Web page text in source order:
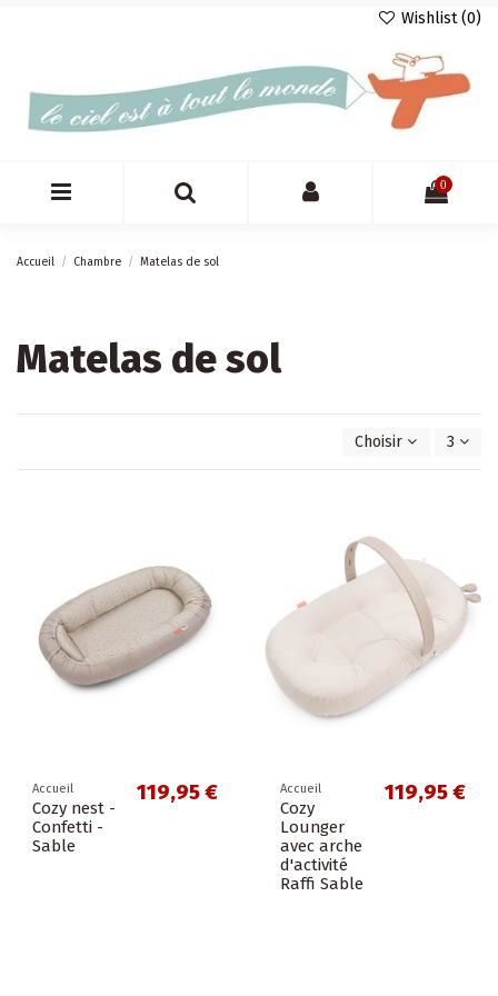
Wishlist (0)
0
Accueil Chambre Matelas de sol
Matelas de sol
Choisir 3
Accueil
Cozy nest -
Confetti -
Sable
119,95 € Accueil
Cozy
Lounger
avec arche
d'activité
Raffi Sable
119,95 €